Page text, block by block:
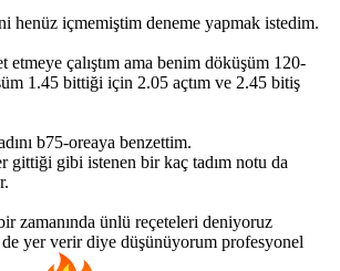
henüz içmemiştim deneme yapmak istedim.
etmeye çalıştım ama benim döküşüm 120-
1.45 bittiği için 2.05 açtım ve 2.45 bitiş
b75-oreaya benzettim.
gittiği gibi istenen bir kaç tadım notu da
zamanında ünlü reçeteleri deniyoruz
yer verir diye düşünüyorum profesyonel